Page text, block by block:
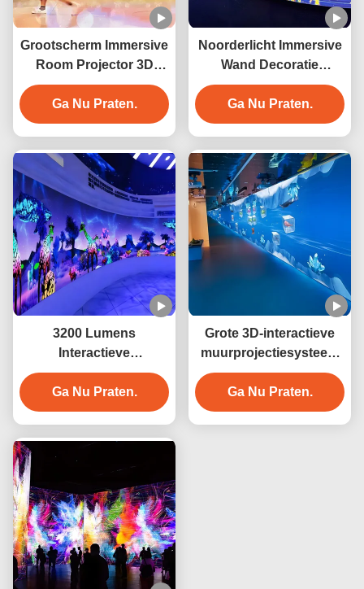
Grootscherm Immersive
Room Projector 3D
Wand Interactief Voor
Museum
Ga Nu Praten.
Noorderlicht Immersive
Wand Decoratie
Interactie
Wandprojector
Ga Nu Praten.
3200 Lumens
Interactieve
wandprojector voor
cultuurtoerisme
Ga Nu Praten.
Grote 3D-interactieve
muurprojectiesysteem
voor hotels
Ga Nu Praten.